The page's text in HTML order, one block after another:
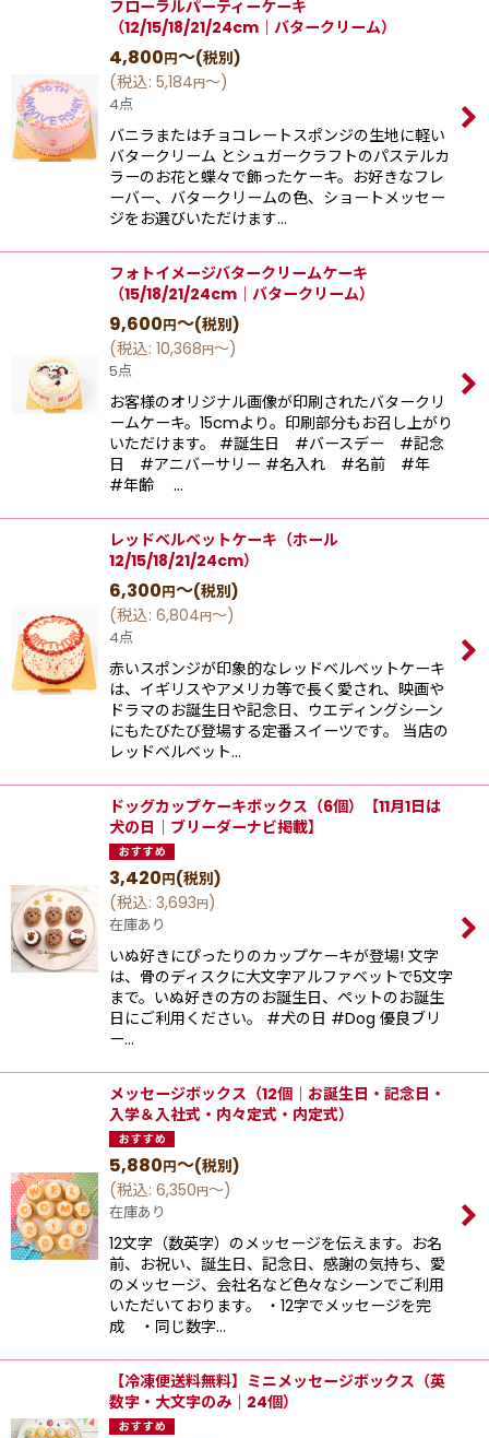
フローラルパーティーケーキ
（12/15/18/21/24cm｜バタークリーム）
4,800円～(税別)
(税込: 5,184円～)
4点
バニラまたはチョコレートスポンジの生地に軽い
バタークリーム とシュガークラフトのパステルカ
ラーのお花と蝶々で飾ったケーキ。お好きなフレ
ーバー、バタークリームの色、ショートメッセー
ジをお選びいただけます…
フォトイメージバタークリームケーキ
（15/18/21/24cm｜バタークリーム）
9,600円～(税別)
(税込: 10,368円～)
5点
お客様のオリジナル画像が印刷されたバタークリ
ームケーキ。15cmより。印刷部分もお召し上がり
いただけます。 #誕生日 #バースデー #記念
日 #アニバーサリー #名入れ #名前 #年
#年齢 …
レッドベルベットケーキ（ホール
12/15/18/21/24cm）
6,300円～(税別)
(税込: 6,804円～)
4点
赤いスポンジが印象的なレッドベルベットケーキ
は、イギリスやアメリカ等で長く愛され、映画や
ドラマのお誕生日や記念日、ウエディングシーン
にもたびたび登場する定番スイーツです。 当店の
レッドベルベット…
ドッグカップケーキボックス（6個）【11月1日は
犬の日｜ブリーダーナビ掲載】
3,420円(税別)
(税込: 3,693円)
在庫あり
いぬ好きにぴったりのカップケーキが登場! 文字
は、骨のディスクに大文字アルファベットで5文字
まで。いぬ好きの方のお誕生日、ペットのお誕生
日にご利用ください。 #犬の日 #Dog 優良ブリ
ー…
メッセージボックス（12個｜お誕生日・記念日・
入学＆入社式・内々定式・内定式）
5,880円～(税別)
(税込: 6,350円～)
在庫あり
12文字（数英字）のメッセージを伝えます。お名
前、お祝い、誕生日、記念日、感謝の気持ち、愛
のメッセージ、会社名など色々なシーンでご利用
いただいております。 ・12字でメッセージを完
成 ・同じ数字…
【冷凍便送料無料】ミニメッセージボックス（英
数字・大文字のみ｜24個）